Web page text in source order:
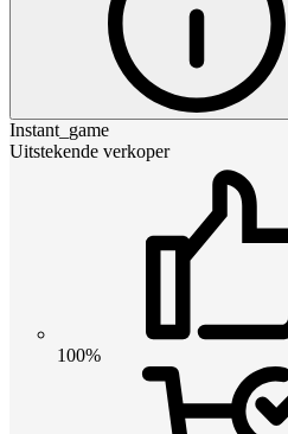
Instant_game
Uitstekende verkoper
100%